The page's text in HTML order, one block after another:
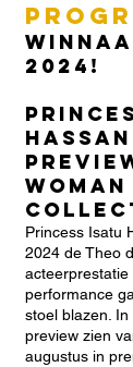
2024!
Princess Isatu
2024 de Theo
acteerprestatie
performance
stoel blazen.
preview zien
augustus in